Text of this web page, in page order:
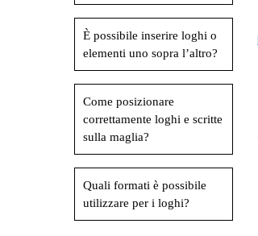
È possibile inserire loghi o
elementi uno sopra l’altro?
Come posizionare
correttamente loghi e scritte
sulla maglia?
Quali formati è possibile
utilizzare per i loghi?